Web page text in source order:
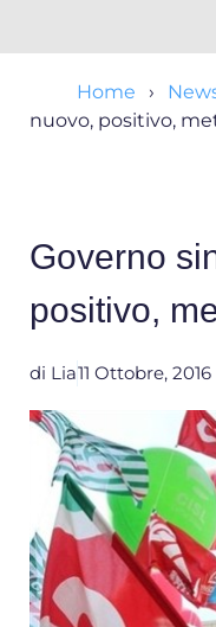
Home
nuovo, positivo,
Governo
positivo,
di Lia11 Ottobre, 2016